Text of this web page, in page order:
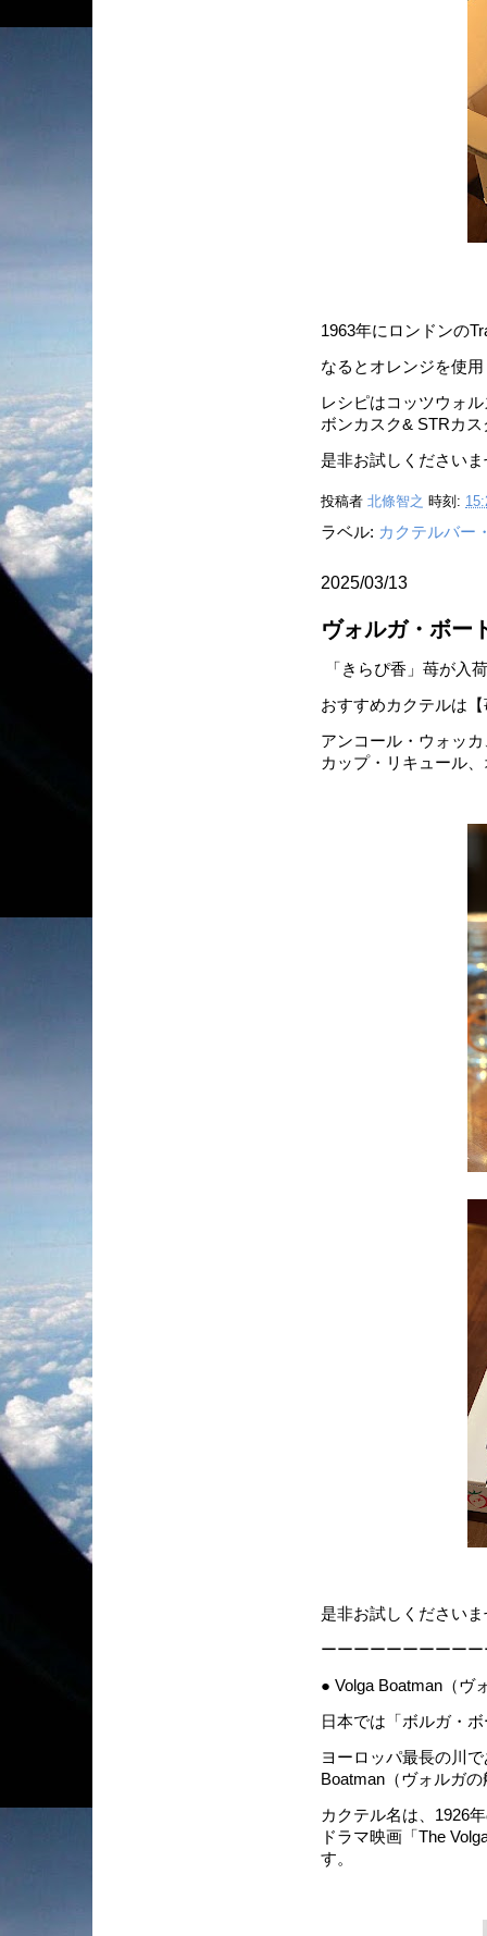
1963年にロンドンの
なるとオレンジを使
レシピはコッツウォ
ボンカスク& STRカ
是非お試しくださいま
投稿者 北條智之 時刻:
ラベル: カクテルバー
2025/03/13
ヴォルガ・ボー
「きらぴ香」苺が入
おすすめカクテルは
アンコール・ウォッ
カップ・リキュール
是非お試しくださいま
ーーーーーーーーー
● Volga Boatman（ヴ
日本では「ボルガ・
ヨーロッパ最長の川
Boatman（ヴォルガ
カクテル名は、1926
ドラマ映画「The
す。